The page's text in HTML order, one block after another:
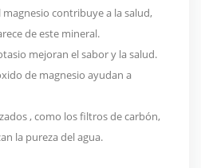
contribuye a la salud,
de este mineral.
mejoran el sabor y la salud.
de magnesio ayudan a
, como los filtros de carbón,
la pureza del agua.